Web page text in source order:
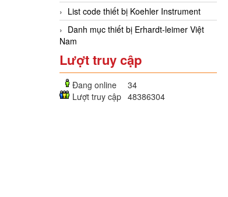
List code thiết bị Koehler Instrument
Danh mục thiết bị Erhardt-leimer Việt
Nam
Lượt truy cập
Đang online
34
Lượt truy cập 48386304